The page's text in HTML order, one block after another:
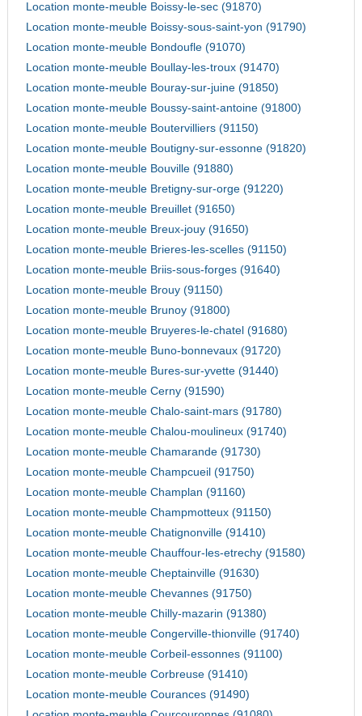
Location monte-meuble Boissy-le-sec (91870)
Location monte-meuble Boissy-sous-saint-yon (91790)
Location monte-meuble Bondoufle (91070)
Location monte-meuble Boullay-les-troux (91470)
Location monte-meuble Bouray-sur-juine (91850)
Location monte-meuble Boussy-saint-antoine (91800)
Location monte-meuble Boutervilliers (91150)
Location monte-meuble Boutigny-sur-essonne (91820)
Location monte-meuble Bouville (91880)
Location monte-meuble Bretigny-sur-orge (91220)
Location monte-meuble Breuillet (91650)
Location monte-meuble Breux-jouy (91650)
Location monte-meuble Brieres-les-scelles (91150)
Location monte-meuble Briis-sous-forges (91640)
Location monte-meuble Brouy (91150)
Location monte-meuble Brunoy (91800)
Location monte-meuble Bruyeres-le-chatel (91680)
Location monte-meuble Buno-bonnevaux (91720)
Location monte-meuble Bures-sur-yvette (91440)
Location monte-meuble Cerny (91590)
Location monte-meuble Chalo-saint-mars (91780)
Location monte-meuble Chalou-moulineux (91740)
Location monte-meuble Chamarande (91730)
Location monte-meuble Champcueil (91750)
Location monte-meuble Champlan (91160)
Location monte-meuble Champmotteux (91150)
Location monte-meuble Chatignonville (91410)
Location monte-meuble Chauffour-les-etrechy (91580)
Location monte-meuble Cheptainville (91630)
Location monte-meuble Chevannes (91750)
Location monte-meuble Chilly-mazarin (91380)
Location monte-meuble Congerville-thionville (91740)
Location monte-meuble Corbeil-essonnes (91100)
Location monte-meuble Corbreuse (91410)
Location monte-meuble Courances (91490)